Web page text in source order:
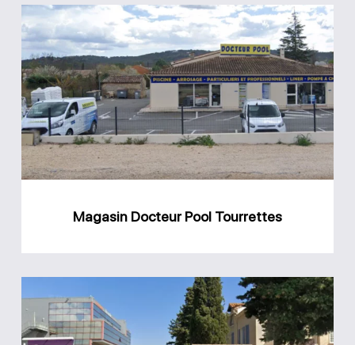
Magasin
Docteur
Pool
Tourrettes
Magasin Docteur Pool Tourrettes
Magasin
piscine